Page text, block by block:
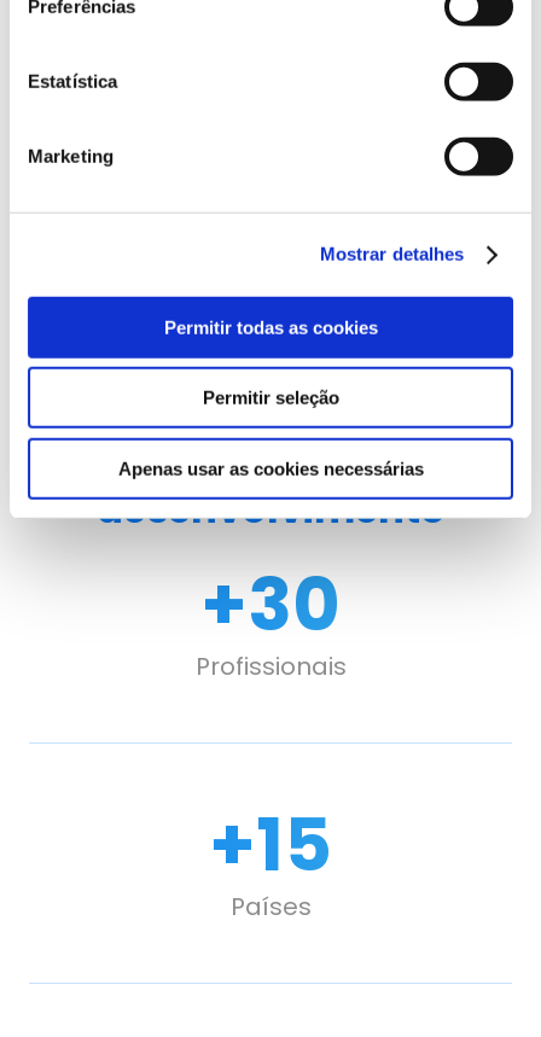
Preferências
Estatística
Marketing
Mostrar detalhes
Permitir todas as cookies
Permitir seleção
Apenas usar as cookies necessárias
Reconhecimentos de destaque
Prémios de experiência de parceiros
(vencedor em 2024)
Experiência de
desenvolvimento
30
+
Profissionais
15
+
Países